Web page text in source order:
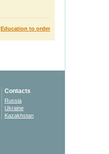
Education to order
Contacts
Russia
Ukraine
Kazakhstan